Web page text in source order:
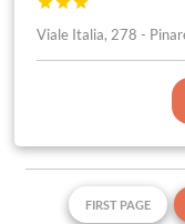
Viale Italia, 278 -
FIRST PAGE